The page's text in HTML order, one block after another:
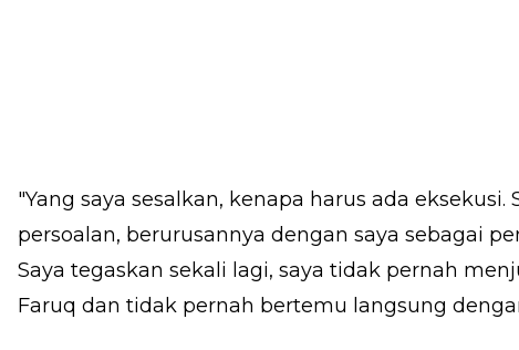
"Yang saya sesalkan, kenapa harus ada
persoalan, berurusannya dengan saya sebagai
Saya tegaskan sekali lagi, saya tidak pernah
Faruq dan tidak pernah bertemu langsung